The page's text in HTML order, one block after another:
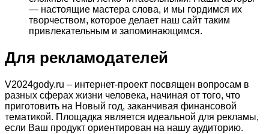
— настоящие мастера слова, и мы гордимся их
творчеством, которое делает наш сайт таким
привлекательным и запоминающимся.
Для рекламодателей
V2024gody.ru – интернет-проект посвящен вопросам в
разных сферах жизни человека, начиная от того, что
приготовить на Новый год, заканчивая финансовой
тематикой. Площадка является идеальной для рекламы,
если Ваш продукт ориентирован на нашу аудиторию.